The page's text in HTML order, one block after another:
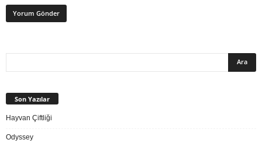
Son Yazılar
Hayvan Çiftliği
Odyssey